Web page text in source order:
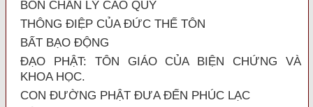
BỐN CHÂN LÝ CAO QUÝ
THÔNG ÐIỆP CỦA ÐỨC THẾ TÔN
BẤT BẠO ÐỘNG
ÐẠO PHẬT: TÔN GIÁO CỦA BIỆN CHỨNG VÀ
KHOA HỌC.
CON ÐƯỜNG PHẬT ÐƯA ÐẾN PHÚC LẠC